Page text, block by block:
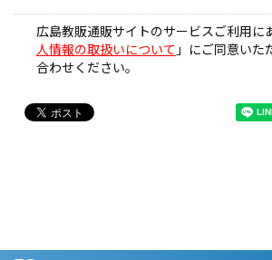
広島教販通販サイトのサービスご利用に
人情報の取扱いについて 」にご同意いた
合わせください。